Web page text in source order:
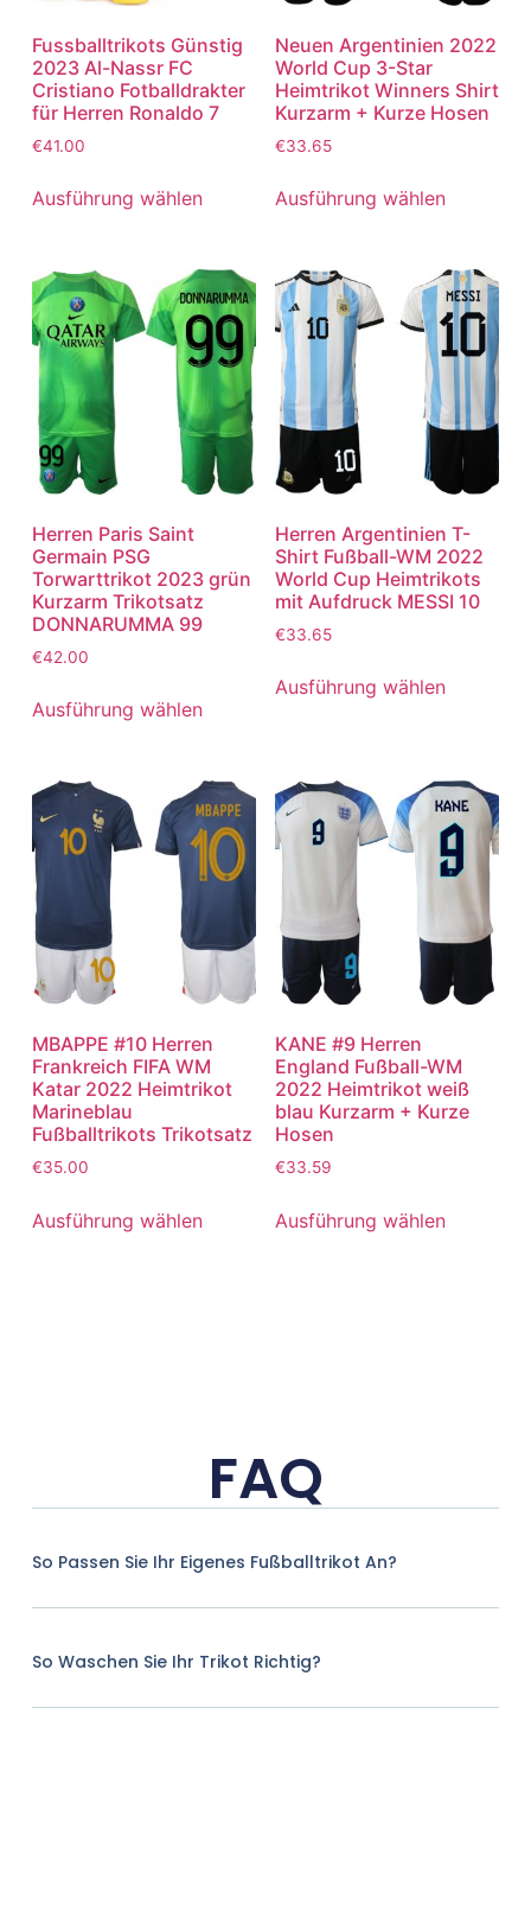
Fussballtrikots Günstig
2023 Al-Nassr FC
Cristiano Fotballdrakter
für Herren Ronaldo 7
€41.00
Ausführung wählen
Neuen Argentinien 2022
World Cup 3-Star
Heimtrikot Winners Shirt
Kurzarm + Kurze Hosen
€33.65
Ausführung wählen
Herren Paris Saint
Germain PSG
Torwarttrikot 2023 grün
Kurzarm Trikotsatz
DONNARUMMA 99
€42.00
Ausführung wählen
Herren Argentinien T-
Shirt Fußball-WM 2022
World Cup Heimtrikots
mit Aufdruck MESSI 10
€33.65
Ausführung wählen
MBAPPE #10 Herren
Frankreich FIFA WM
Katar 2022 Heimtrikot
Marineblau
Fußballtrikots Trikotsatz
€35.00
Ausführung wählen
KANE #9 Herren
England Fußball-WM
2022 Heimtrikot weiß
blau Kurzarm + Kurze
Hosen
€33.59
Ausführung wählen
FAQ
So Passen Sie Ihr Eigenes Fußballtrikot An?
So Waschen Sie Ihr Trikot Richtig?